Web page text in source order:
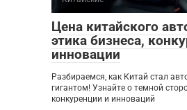
Цена китайского
этика бизнеса,
инновации
Разбираемся, как Китай стал
гигантом! Узнайте о темной
конкуренции и инноваций